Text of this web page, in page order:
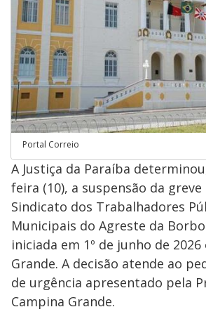
Portal Correio
A Justiça da Paraíba
feira (10), a suspensão da
Sindicato dos Trabalhadores
Municipais do Agreste da
iniciada em 1º de junho de
Grande. A decisão atende ao
de urgência apresentado pela
Campina Grande.